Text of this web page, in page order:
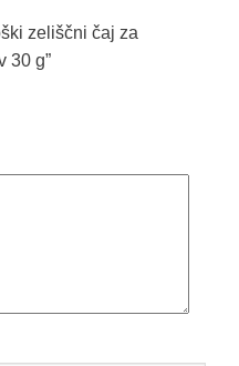
zeliščni čaj za
30 g”